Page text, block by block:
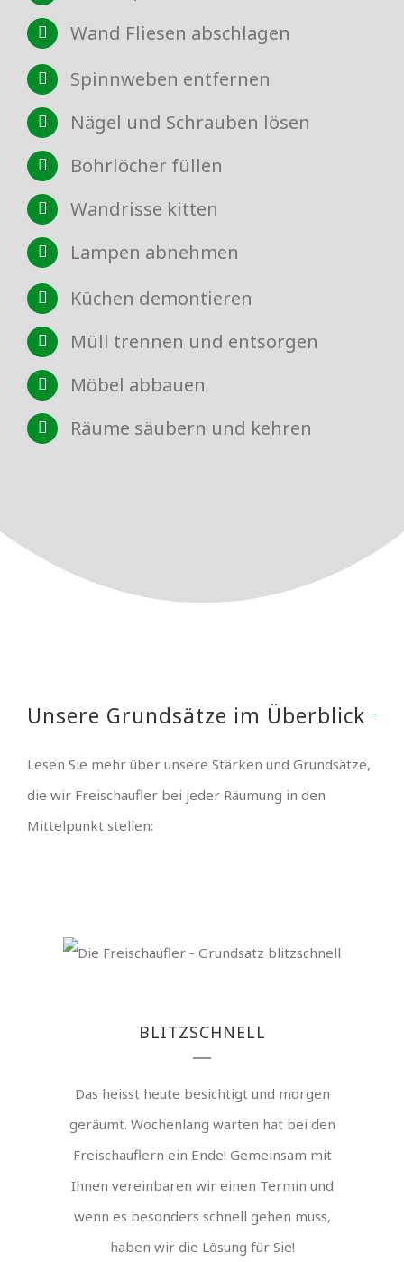
Wand Fliesen abschlagen
Spinnweben entfernen
Nägel und Schrauben lösen
Bohrlöcher füllen
Wandrisse kitten
Lampen abnehmen
Küchen demontieren
Müll trennen und entsorgen
Möbel abbauen
Räume säubern und kehren
Unsere Grundsätze im Überblick
Lesen Sie mehr über unsere Stärken und Grundsätze,
die wir Freischaufler bei jeder Räumung in den
Mittelpunkt stellen:
BLITZSCHNELL
Das heisst heute besichtigt und morgen
geräumt. Wochenlang warten hat bei den
Freischauflern ein Ende! Gemeinsam mit
Ihnen vereinbaren wir einen Termin und
wenn es besonders schnell gehen muss,
haben wir die Lösung für Sie!